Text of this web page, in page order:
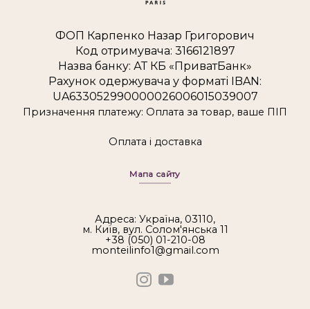
ФОП Карпенко Назар Григорович
Код отримувача: 3166121897
Назва банку: АТ КБ «ПриватБанк»
Рахунок одержувача у форматі IBAN:
UA633052990000026006015039007
Призначення платежу: Оплата за товар, ваше ПІП
Оплата і доставка
Мапа сайту
Адреса: Україна, 03110,
м. Київ, вул. Солом'янська 11
+38 (050) 01-210-08
monteilinfo1@gmail.com